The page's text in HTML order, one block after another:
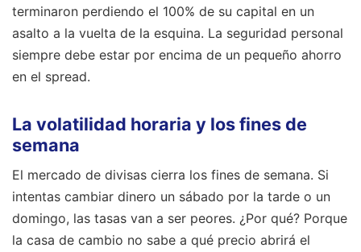
terminaron perdiendo el 100% de su capital en un
asalto a la vuelta de la esquina. La seguridad personal
siempre debe estar por encima de un pequeño ahorro
en el spread.
La volatilidad horaria y los fines de
semana
El mercado de divisas cierra los fines de semana. Si
intentas cambiar dinero un sábado por la tarde o un
domingo, las tasas van a ser peores. ¿Por qué? Porque
la casa de cambio no sabe a qué precio abrirá el